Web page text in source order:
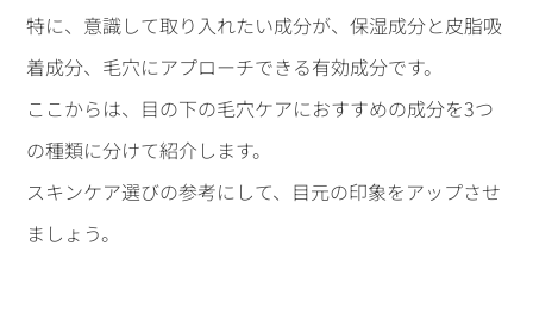
特に、意識して取り入れたい成分が、保湿成分と皮脂吸
着成分、毛穴にアプローチできる有効成分です。
ここからは、目の下の毛穴ケアにおすすめの成分を3つ
の種類に分けて紹介します。
スキンケア選びの参考にして、目元の印象をアップさせ
ましょう。